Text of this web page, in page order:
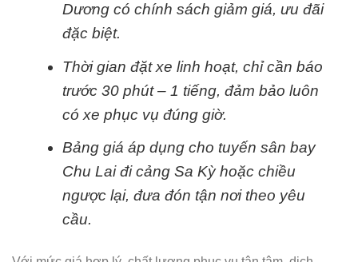
Dương có chính sách giảm giá, ưu đãi
đặc biệt.
Thời gian đặt xe linh hoạt, chỉ cần báo
trước 30 phút – 1 tiếng, đảm bảo luôn
có xe phục vụ đúng giờ.
Bảng giá áp dụng cho tuyến sân bay
Chu Lai đi cảng Sa Kỳ hoặc chiều
ngược lại, đưa đón tận nơi theo yêu
cầu.